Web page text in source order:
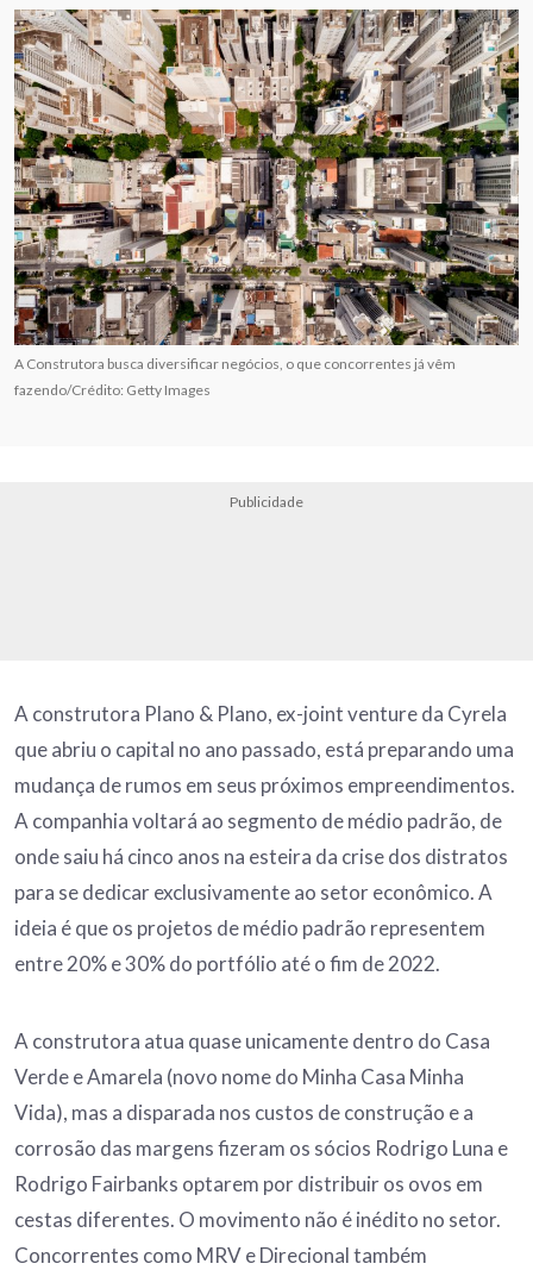
A Construtora busca diversificar negócios, o que concorrentes já vêm
fazendo/Crédito: Getty Images
Publicidade
A construtora Plano & Plano, ex-joint venture da Cyrela
que abriu o capital no ano passado, está preparando uma
mudança de rumos em seus próximos empreendimentos.
A companhia voltará ao segmento de médio padrão, de
onde saiu há cinco anos na esteira da crise dos distratos
para se dedicar exclusivamente ao setor econômico. A
ideia é que os projetos de médio padrão representem
entre 20% e 30% do portfólio até o fim de 2022.
A construtora atua quase unicamente dentro do Casa
Verde e Amarela (novo nome do Minha Casa Minha
Vida), mas a disparada nos custos de construção e a
corrosão das margens fizeram os sócios Rodrigo Luna e
Rodrigo Fairbanks optarem por distribuir os ovos em
cestas diferentes. O movimento não é inédito no setor.
Concorrentes como MRV e Direcional também